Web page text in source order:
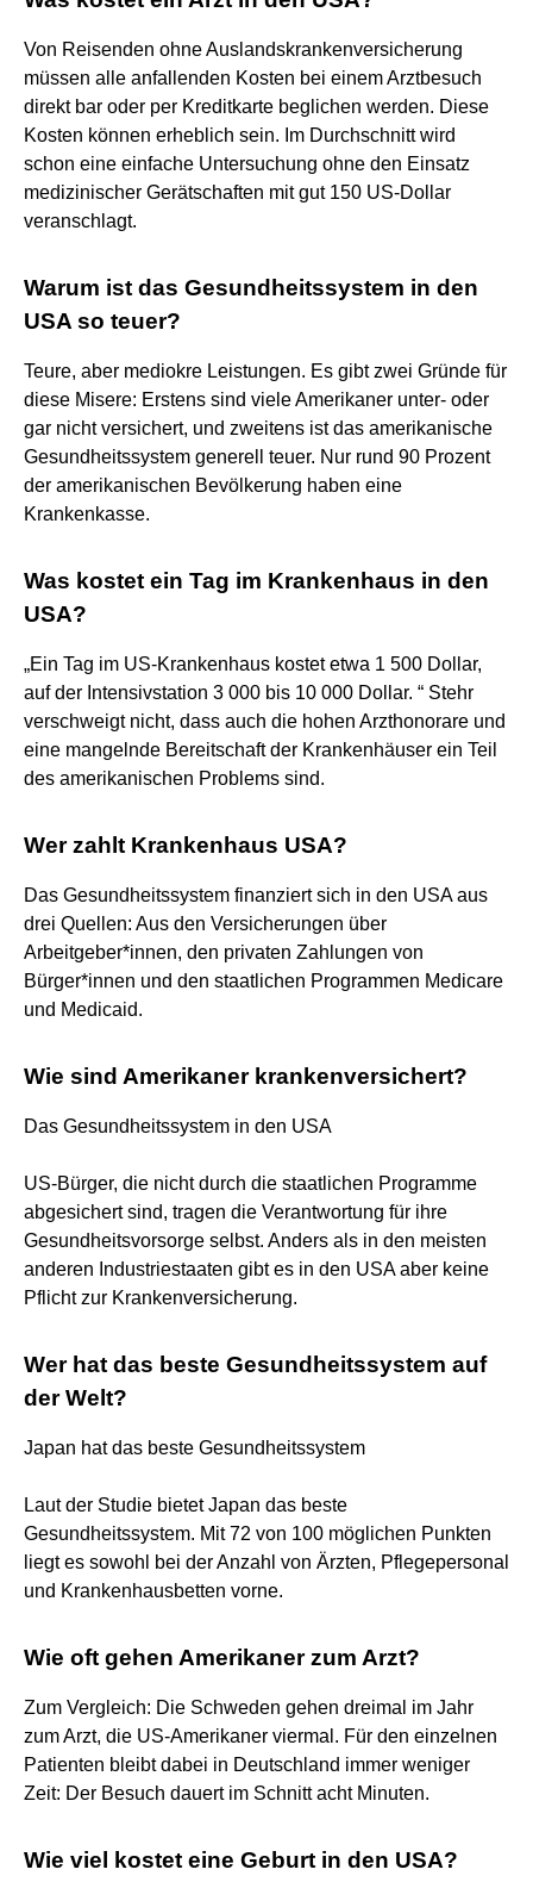
Von Reisenden ohne Auslandskrankenversicherung
müssen alle anfallenden Kosten bei einem Arztbesuch
direkt bar oder per Kreditkarte beglichen werden. Diese
Kosten können erheblich sein. Im Durchschnitt wird
schon eine einfache Untersuchung ohne den Einsatz
medizinischer Gerätschaften mit gut 150 US-Dollar
veranschlagt.
Warum ist das Gesundheitssystem in den
USA so teuer?
Teure, aber mediokre Leistungen. Es gibt zwei Gründe für
diese Misere: Erstens sind viele Amerikaner unter- oder
gar nicht versichert, und zweitens ist das amerikanische
Gesundheitssystem generell teuer. Nur rund 90 Prozent
der amerikanischen Bevölkerung haben eine
Krankenkasse.
Was kostet ein Tag im Krankenhaus in den
USA?
„Ein Tag im US-Krankenhaus kostet etwa 1 500 Dollar,
auf der Intensivstation 3 000 bis 10 000 Dollar. “ Stehr
verschweigt nicht, dass auch die hohen Arzthonorare und
eine mangelnde Bereitschaft der Krankenhäuser ein Teil
des amerikanischen Problems sind.
Wer zahlt Krankenhaus USA?
Das Gesundheitssystem finanziert sich in den USA aus
drei Quellen: Aus den Versicherungen über
Arbeitgeber*innen, den privaten Zahlungen von
Bürger*innen und den staatlichen Programmen Medicare
und Medicaid.
Wie sind Amerikaner krankenversichert?
Das Gesundheitssystem in den USA
US-Bürger, die nicht durch die staatlichen Programme
abgesichert sind, tragen die Verantwortung für ihre
Gesundheitsvorsorge selbst. Anders als in den meisten
anderen Industriestaaten gibt es in den USA aber keine
Pflicht zur Krankenversicherung.
Wer hat das beste Gesundheitssystem auf
der Welt?
Japan hat das beste Gesundheitssystem
Laut der Studie bietet Japan das beste
Gesundheitssystem. Mit 72 von 100 möglichen Punkten
liegt es sowohl bei der Anzahl von Ärzten, Pflegepersonal
und Krankenhausbetten vorne.
Wie oft gehen Amerikaner zum Arzt?
Zum Vergleich: Die Schweden gehen dreimal im Jahr
zum Arzt, die US-Amerikaner viermal. Für den einzelnen
Patienten bleibt dabei in Deutschland immer weniger
Zeit: Der Besuch dauert im Schnitt acht Minuten.
Wie viel kostet eine Geburt in den USA?